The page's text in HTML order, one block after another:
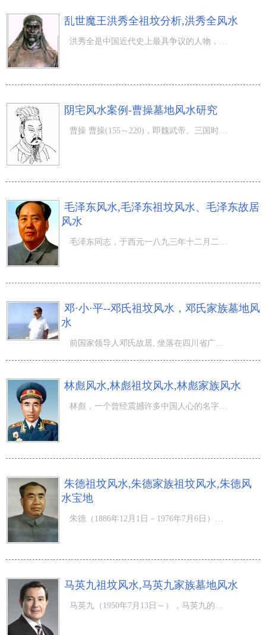
乱世魔王洪秀全祖坟分析,洪秀全风水
洪秀全是中国近代史上最具争议的人物，他所领导的太平天国农民运动历时14年，席捲全国18省，最终在天京（今
阴宅风水案例-曹操墓地风水研究
毛泽东风水,毛泽东祖坟风水、毛泽东故居
风水
毛泽东同志，于西元一八九三年十二月二十六日，阴历清光绪十九年十一月十九日辰时（癸巳年甲子月丁酉日甲辰
邓·小·平--邓氏祖坟风水，邓氏家族墓地风
水
前国家领导人邓氏故居, 坐落在四川省广安市城北七公里的协兴镇牌坊村，这座具有浓郁川东风情的农家小院被当
林彪风水,林彪祖坟风水,林彪家族风水
林彪，一个曾经震撼许多中国人心的名字。他，曾是共和国十大元帅之一、中央军委副主席、 国防部部长， 中国
朱德祖坟风水,朱德家族祖坟风水,朱德风
水宝地
马英九祖坟风水,马英九家族墓地风水